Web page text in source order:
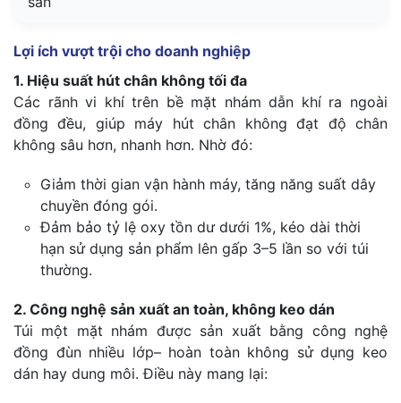
Lợi ích vượt trội cho doanh nghiệp
1. Hiệu suất hút chân không tối đa
Các rãnh vi khí trên bề mặt nhám dẫn khí ra ngoài
đồng đều, giúp máy hút chân không đạt độ chân
không sâu hơn, nhanh hơn. Nhờ đó:
Giảm thời gian vận hành máy, tăng năng suất dây
chuyền đóng gói.
Đảm bảo tỷ lệ oxy tồn dư dưới 1%, kéo dài thời
hạn sử dụng sản phẩm lên gấp 3–5 lần so với túi
thường.
2. Công nghệ sản xuất an toàn, không keo dán
Túi một mặt nhám được sản xuất bằng công nghệ
đồng đùn nhiều lớp– hoàn toàn không sử dụng keo
dán hay dung môi. Điều này mang lại: